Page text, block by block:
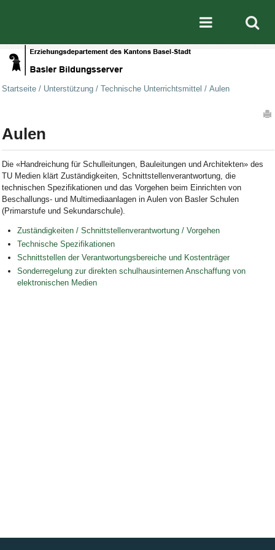
Mobile
Startseite / Unterstützung / Technische Unterrichtsmittel / Aulen
Aulen
Die «Handreichung für Schulleitungen, Bauleitungen und Architekten» des
TU Medien klärt Zuständigkeiten, Schnittstellenverantwortung, die
technischen Spezifikationen und das Vorgehen beim Einrichten von
Beschallungs- und Multimediaanlagen in Aulen von Basler Schulen
(Primarstufe und Sekundarschule).
Zuständigkeiten / Schnittstellenverantwortung / Vorgehen
Technische Spezifikationen
Schnittstellen der Verantwortungsbereiche und Kostenträger
Sonderregelung zur direkten schulhausinternen Anschaffung von
elektronischen Medien